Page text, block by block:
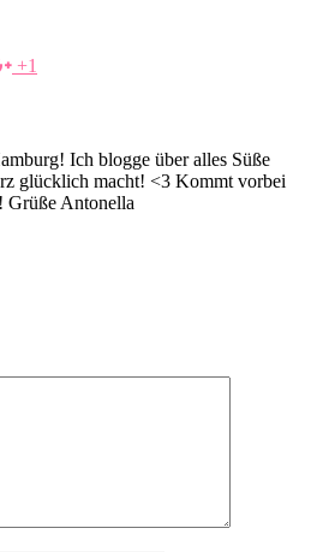
+1
Ich blogge über alles Süße
glücklich macht! <3 Kommt vorbei
Grüße Antonella